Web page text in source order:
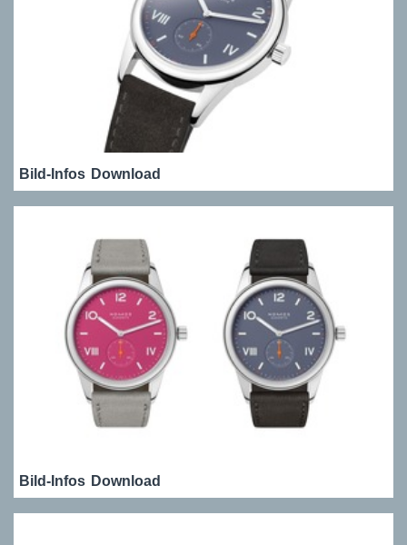
Bild-Infos Download
Bild-Infos Download